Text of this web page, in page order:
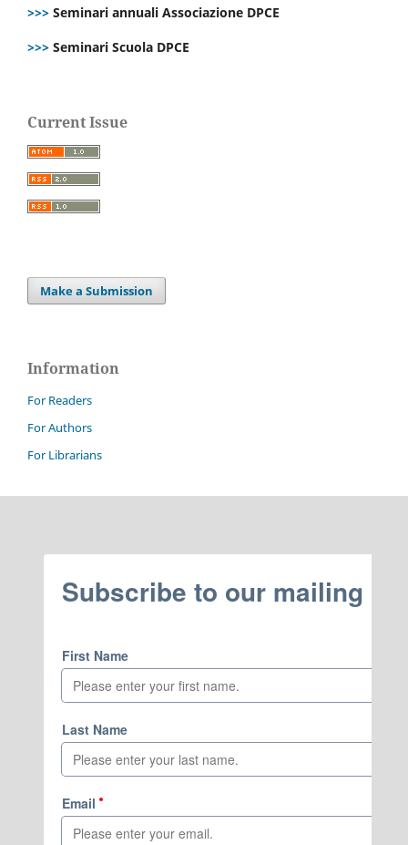
>>> Seminari annuali Associazione DPCE
>>> Seminari Scuola DPCE
Current Issue
Make a Submission
Information
For Readers
For Authors
For Librarians